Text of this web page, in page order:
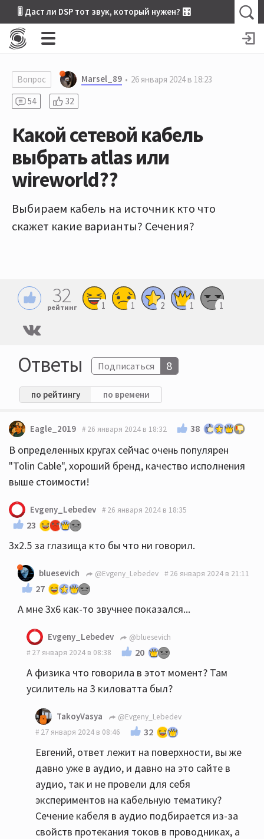
🎚 Даст ли DSP тот звук, который нужен? 🎛
Вопрос Marsel_89
26 января 2024 в 18:23
54
32
Какой сетевой кабель
выбрать atlas или
wireworld??
Выбираем кабель на источник кто что
скажет какие варианты? Сечения?
32
рейтинг 1 1 2 1 1
Ответы Подписаться 8
по рейтингу по времени
Eagle_2019 26 января 2024 в 18:32 38
В определенных кругах сейчас очень популярен
"Tolin Cable", хороший бренд, качество исполнения
выше стоимости!
Evgeny_Lebedev 26 января 2024 в 18:35
23
3х2.5 за глазища кто бы что ни говорил.
bluesevich @Evgeny_Lebedev 26 января 2024 в 21:11
27
А мне 3х6 как-то звучнее показался...
Evgeny_Lebedev
@bluesevich
27 января 2024 в 08:38
20
А физика что говорила в этот момент? Там
усилитель на 3 киловатта был?
TakoyVasya
@Evgeny_Lebedev
27 января 2024 в 08:46
32
Евгений, ответ лежит на поверхности, вы же
давно уже в аудио, и давно на это сайте в
аудио, так и не провели для себя
экспериментов на кабельную тематику?
Сечение кабеля в аудио подбирается из-за
свойств протекания токов в проводниках, а